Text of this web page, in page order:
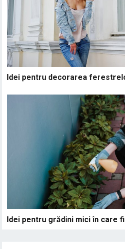
Idei pentru decorarea
Idei pentru grădini mici în care